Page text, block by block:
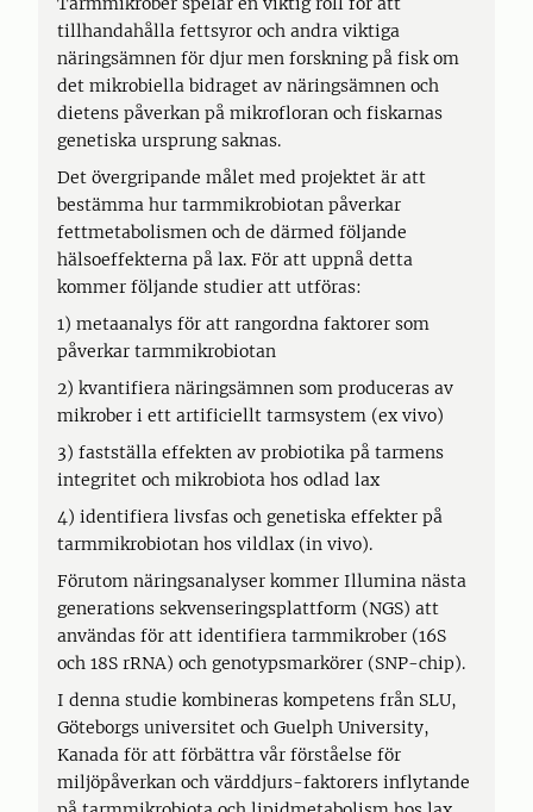
tillhandahålla fettsyror och andra viktiga
näringsämnen för djur men forskning på fisk om
det mikrobiella bidraget av näringsämnen och
dietens påverkan på mikrofloran och fiskarnas
genetiska ursprung saknas.
Det övergripande målet med projektet är att
bestämma hur tarmmikrobiotan påverkar
fettmetabolismen och de därmed följande
hälsoeffekterna på lax. För att uppnå detta
kommer följande studier att utföras:
1) metaanalys för att rangordna faktorer som
påverkar tarmmikrobiotan
2) kvantifiera näringsämnen som produceras av
mikrober i ett artificiellt tarmsystem (ex vivo)
3) fastställa effekten av probiotika på tarmens
integritet och mikrobiota hos odlad lax
4) identifiera livsfas och genetiska effekter på
tarmmikrobiotan hos vildlax (in vivo).
Förutom näringsanalyser kommer Illumina nästa
generations sekvenseringsplattform (NGS) att
användas för att identifiera tarmmikrober (16S
och 18S rRNA) och genotypsmarkörer (SNP-chip).
I denna studie kombineras kompetens från SLU,
Göteborgs universitet och Guelph University,
Kanada för att förbättra vår förståelse för
miljöpåverkan och värddjurs-faktorers inflytande